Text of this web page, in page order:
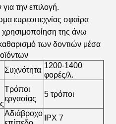
την επιλογή.
ευρεσιτεχνίας σφαίρα
χρησιμοποίηση της άνω
των δοντιών μέσα
Συχνότητα
1200-1400
φορές/λ.
Τρόποι
εργασίας
5 τρόποι
Αδιάβροχο
IPX 7